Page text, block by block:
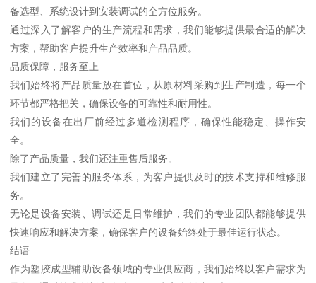
备选型、系统设计到安装调试的全方位服务。
通过深入了解客户的生产流程和需求，我们能够提供最合适的解决
方案，帮助客户提升生产效率和产品品质。
品质保障，服务至上
我们始终将产品质量放在首位，从原材料采购到生产制造，每一个
环节都严格把关，确保设备的可靠性和耐用性。
我们的设备在出厂前经过多道检测程序，确保性能稳定、操作安
全。
除了产品质量，我们还注重售后服务。
我们建立了完善的服务体系，为客户提供及时的技术支持和维修服
务。
无论是设备安装、调试还是日常维护，我们的专业团队都能够提供
快速响应和解决方案，确保客户的设备始终处于最佳运行状态。
结语
作为塑胶成型辅助设备领域的专业供应商，我们始终以客户需求为